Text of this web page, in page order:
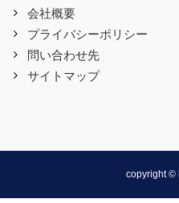
会社概要
プライバシーポリシー
問い合わせ先
サイトマップ
copyright ©